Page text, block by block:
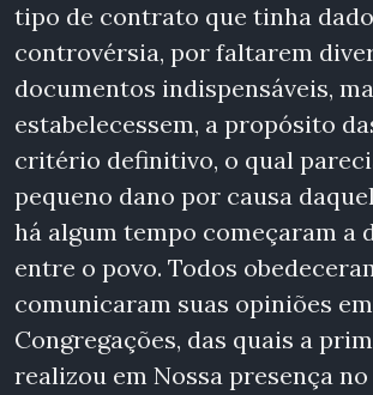
tipo de contrato que tinha
controvérsia, por faltarem
documentos indispensáveis,
estabelecessem, a propósito
critério definitivo, o qual
pequeno dano por causa
há algum tempo começaram a
entre o povo. Todos
comunicaram suas opiniões
Congregações, das quais a
realizou em Nossa presença no